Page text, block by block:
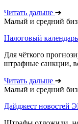
Читать дальше ➔
Малый и средний
Налоговый
Для чёткого
штрафные санкции,
Читать дальше ➔
Малый и средний
Дайджест новостей